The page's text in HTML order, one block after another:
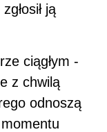
ją
ciągłym -
z chwilą
odnoszą